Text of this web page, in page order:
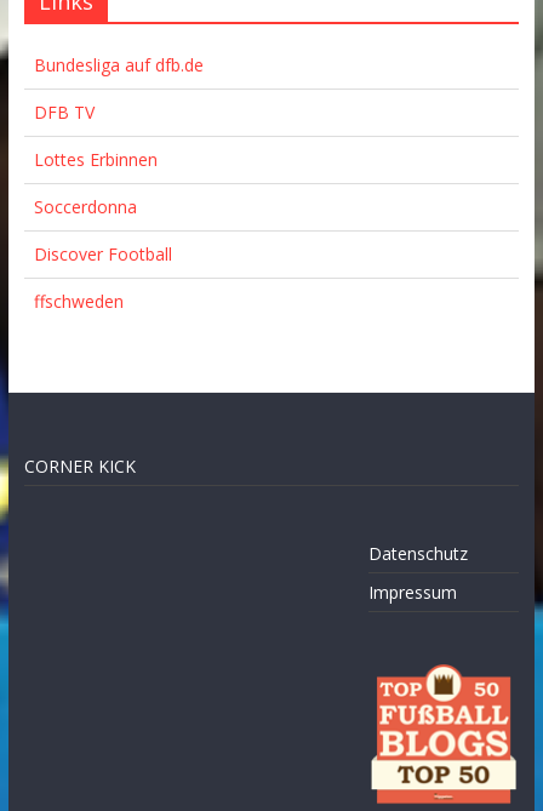
Bundesliga auf dfb.de
DFB TV
Lottes Erbinnen
Soccerdonna
Discover Football
ffschweden
CORNER KICK
Datenschutz
Impressum